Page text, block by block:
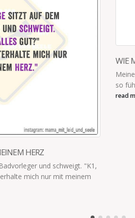
ERWACHSENER FÜHLT
gefragt, wie man sich als Erwachsener
mal da in die Ecke und...